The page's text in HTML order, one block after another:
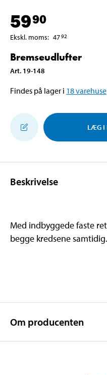
5990
Ekskl. moms: 4792
Bremseudlufter
Art. 19-148
Findes på lager i 18varehuse
LÆG I
Beskrivelse
Med indbyggede faste
begge kredsene samtidig.
Om producenten